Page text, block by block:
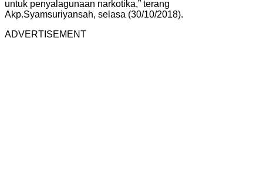
untuk penyalagunaan narkotika,” terang
Akp.Syamsuriyansah, selasa (30/10/2018).
ADVERTISEMENT